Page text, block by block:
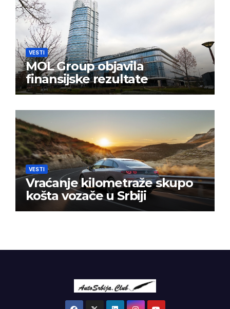
VESTI
MOL Group objavila
finansijske rezultate
VESTI
Vraćanje kilometraže skupo
košta vozače u Srbiji